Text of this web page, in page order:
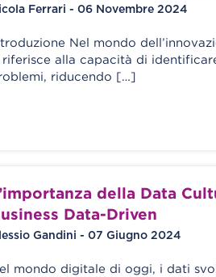
Ferrari - 06 Novembre 2024
Nel mondo
riferisce alla capacità di
riducendo […]
della Data
Data-Driven
Gandini - 07 Giugno 2024
mondo digitale di oggi, i dati